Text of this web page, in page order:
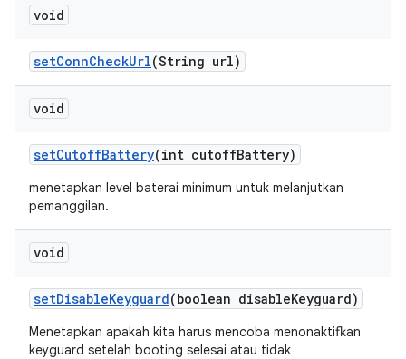
void
setConnCheckUrl(String url)
void
setCutoffBattery(int cutoffBattery)
menetapkan level baterai minimum untuk melanjutkan
pemanggilan.
void
setDisableKeyguard(boolean disableKeyguard)
Menetapkan apakah kita harus mencoba menonaktifkan
keyguard setelah booting selesai atau tidak